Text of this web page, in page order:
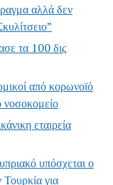
αλλά δεν
τα 100 δις
από κορωνοϊό
νοσοκομείο
εταιρεία
υπόσχεται ο
για